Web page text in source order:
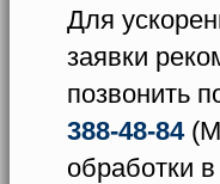
Для
заявки
позвонить
388-48-84
обработки